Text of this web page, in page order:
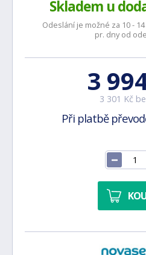
Skladem u
Odeslání je možné za 10 -
pr. dny od
3
3 301 Kč
Při platbě